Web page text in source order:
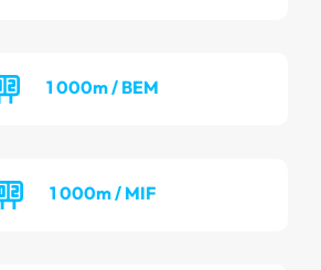
1 000m / BEM
1 000m / MIF